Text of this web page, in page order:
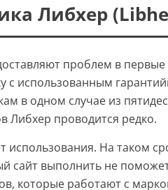
Либхер
проблем в первые
с использованным
в одном случае из
Либхер проводится редко.
использования. На таком
сайт выполнить не
которые работают с